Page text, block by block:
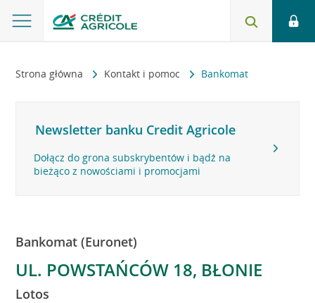
Strona główna Kontakt i pomoc Bankomat
Newsletter banku Credit Agricole
Dołącz do grona subskrybentów i bądź na
bieżąco z nowościami i promocjami
Bankomat (Euronet)
UL. POWSTAŃCÓW 18, BŁONIE
Lotos